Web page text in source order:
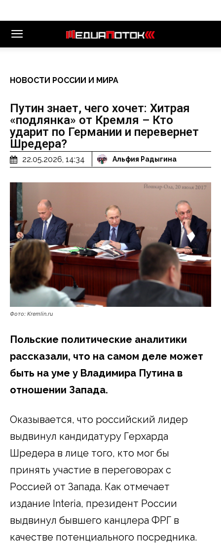
НОВОСТИ РОССИИ И МИРА
Путин знает, чего хочет: Хитрая
«подлянка» от Кремля – Кто
ударит по Германии и перевернет
Шредера?
22.05.2026, 14:34 Альфия Радыгина
Фото: Kremlin.ru
Польские политические аналитики
рассказали, что на самом деле может
быть на уме у Владимира Путина в
отношении Запада.
Оказывается, что российский лидер
выдвинул кандидатуру Герхарда
Шредера в лице того, кто мог бы
принять участие в переговорах с
Россией от Запада. Как отмечает
издание Interia, президент России
выдвинул бывшего канцлера ФРГ в
качестве потенциального посредника.